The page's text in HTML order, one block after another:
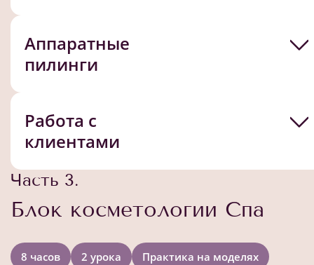
Аппаратные
пилинги
Работа с
клиентами
Часть 3.
Блок косметологии Спа
8 часов 2 урока Практика на моделях